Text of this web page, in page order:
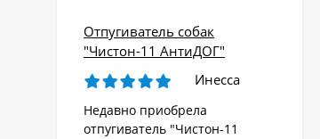
Отпугиватель собак
"Чистон-11 АнтиДОГ"
Инесса
Недавно приобрела
отпугиватель "Чистон-11
Ультразвуковой
отпугиватель собак,
кошек, лис, кроликов
Garden Protector 3"
8 690 ₽